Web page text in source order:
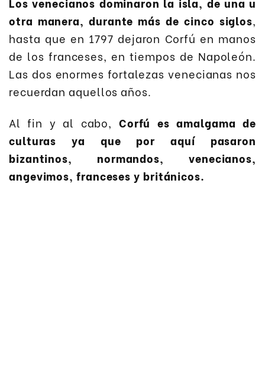
otra manera, durante más de cinco siglos,
hasta que en 1797 dejaron Corfú en manos
de los franceses, en tiempos de Napoleón.
Las dos enormes fortalezas venecianas nos
recuerdan aquellos años.
Al fin y al cabo, Corfú es amalgama de
culturas ya que por aquí pasaron
bizantinos, normandos, venecianos,
angevimos, franceses y británicos.